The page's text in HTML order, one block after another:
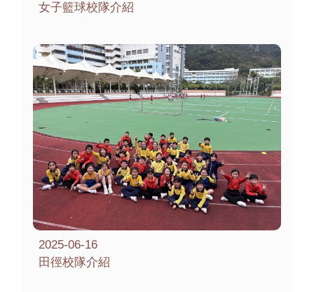
女子籃球校隊介紹
2025-06-16
田徑校隊介紹